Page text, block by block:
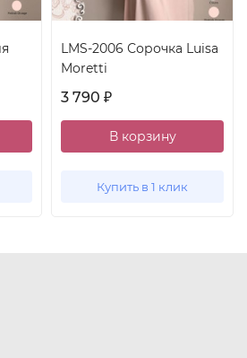
LMS-2006 Сорочка Luisa
Moretti
3 790 ₽
В корзину
Купить в 1 клик